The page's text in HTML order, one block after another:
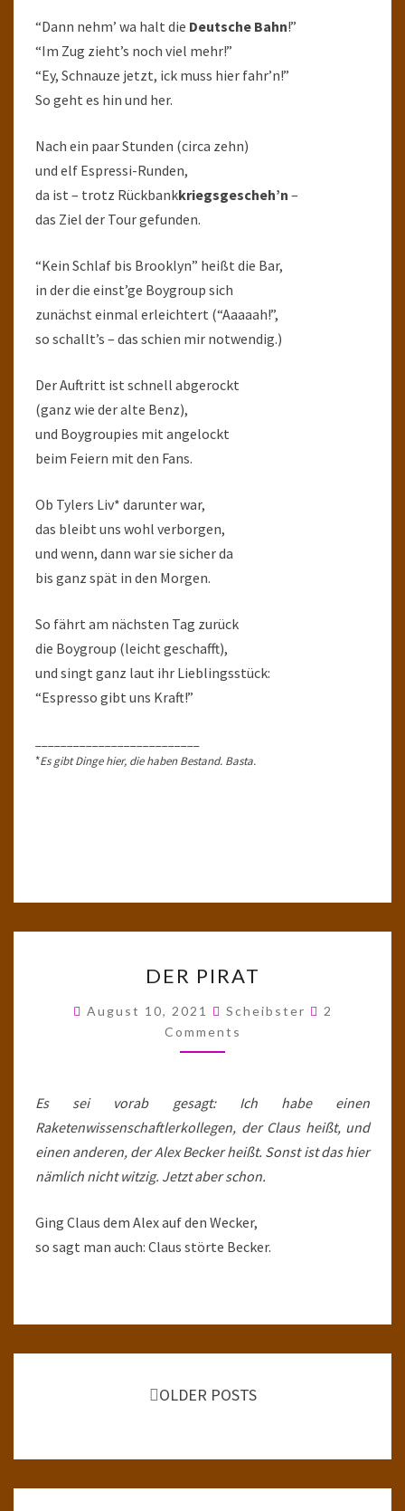
“Dann nehm’ wa halt die Deutsche Bahn!”
“Im Zug zieht’s noch viel mehr!”
“Ey, Schnauze jetzt, ick muss hier fahr’n!”
So geht es hin und her.
Nach ein paar Stunden (circa zehn)
und elf Espressi-Runden,
da ist – trotz Rückbankkriegsgescheh’n –
das Ziel der Tour gefunden.
“Kein Schlaf bis Brooklyn” heißt die Bar,
in der die einst’ge Boygroup sich
zunächst einmal erleichtert (“Aaaaah!”,
so schallt’s – das schien mir notwendig.)
Der Auftritt ist schnell abgerockt
(ganz wie der alte Benz),
und Boygroupies mit angelockt
beim Feiern mit den Fans.
Ob Tylers Liv* darunter war,
das bleibt uns wohl verborgen,
und wenn, dann war sie sicher da
bis ganz spät in den Morgen.
So fährt am nächsten Tag zurück
die Boygroup (leicht geschafft),
und singt ganz laut ihr Lieblingsstück:
“Espresso gibt uns Kraft!”
*Es gibt Dinge hier, die haben Bestand. Basta.
PIRAT
DER PIRAT
August 10, 2021 Scheibster Comments
2
Comments
Es sei vorab gesagt: Ich habe einen
Raketenwissenschaftlerkollegen, der Claus heißt, und
einen anderen, der Alex Becker heißt. Sonst ist das hier
nämlich nicht witzig. Jetzt aber schon.
Ging Claus dem Alex auf den Wecker,
so sagt man auch: Claus störte Becker.
OLDER POSTS